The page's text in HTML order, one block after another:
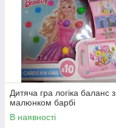
Дитяча гра логіка баланс з
малюнком барбі
В наявності